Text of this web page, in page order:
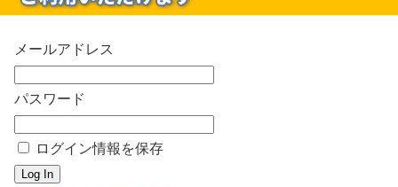
メールアドレス
パスワード
ログイン情報を保存